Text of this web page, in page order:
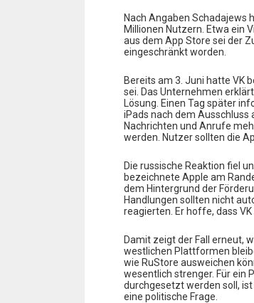
Nach Angaben Schadajews
Millionen Nutzern. Etwa ein
aus dem App Store sei der
eingeschränkt worden.
Bereits am 3. Juni hatte VK
sei. Das Unternehmen
Lösung. Einen Tag später
iPads nach dem
Nachrichten und Anrufe
werden. Nutzer sollten die
Die russische Reaktion fiel
bezeichnete Apple am
dem Hintergrund der
Handlungen sollten nicht
reagierten. Er hoffe, dass
Damit zeigt der Fall erneut,
westlichen Plattformen
wie RuStore ausweichen
wesentlich strenger. Für ein
durchgesetzt werden soll,
eine politische Frage.